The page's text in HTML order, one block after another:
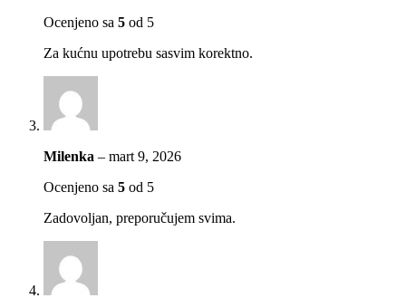
Ocenjeno sa 5 od 5
Za kućnu upotrebu sasvim korektno.
Milenka – mart 9, 2026
Ocenjeno sa 5 od 5
Zadovoljan, preporučujem svima.